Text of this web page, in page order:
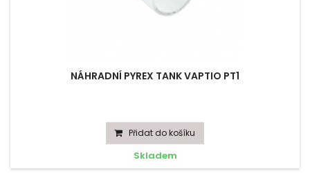
NÁHRADNÍ PYREX TANK VAPTIO PT1
Přidat do košíku
Skladem